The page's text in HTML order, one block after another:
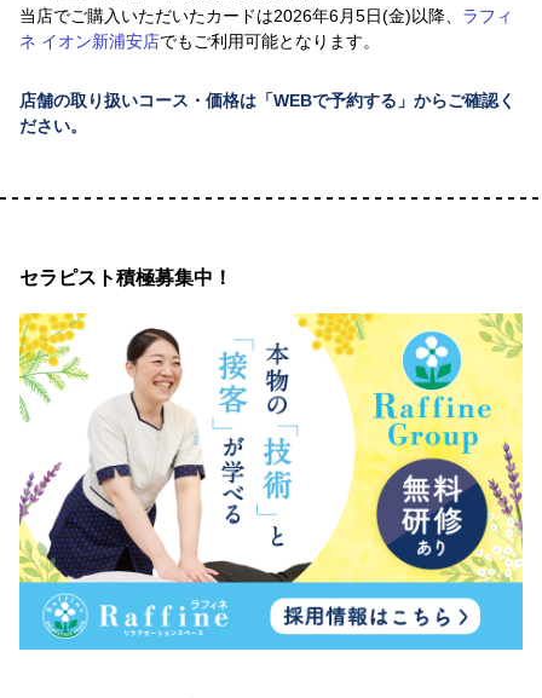
当店でご購入いただいたカードは2026年6月5日(金)以降、 ラフィ
ネ イオン新浦安店でもご利用可能となります。
店舗の取り扱いコース・価格は「WEBで予約する」からご確認く
ださい。
セラピスト積極募集中！